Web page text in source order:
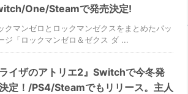
One/Steamで発売決定!
クマンゼロとロックマンゼクスをまとめたパッ
ジ「ロックマンゼロ＆ゼクス ダ ...
ライザのアトリエ2』Switchで今冬発
定！/PS4/Steamでもリリース。主人